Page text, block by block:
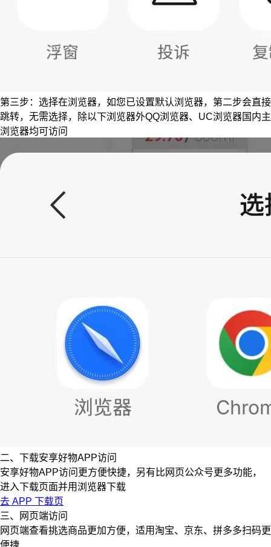
第三步：选择在浏览器，如您已设置默认浏览器，第二步会直接
跳转，无需选择，除以下浏览器外QQ浏览器、UC浏览器国内主
浏览器均可访问
二、下载安享好物APP访问
安享好物APP访问更方便快捷，另有比网页公众号更多功能，
进入下载页面并用浏览器下载
去 APP 下载页
三、网页端访问
网页端查看挑选商品更加方便，适用淘宝、京东、拼多多扫码更
便捷